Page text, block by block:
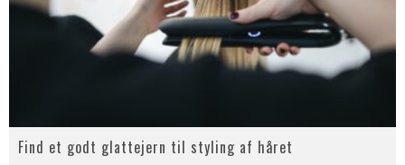
Find et godt glattejern til styling af håret